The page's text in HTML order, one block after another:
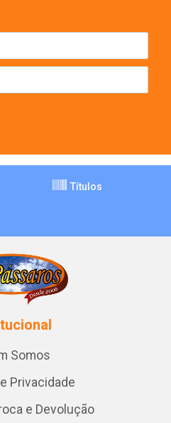
Títulos
Somos
Privacidade
e Devolução